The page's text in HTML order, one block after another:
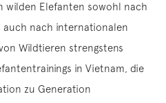
wilden Elefanten sowohl nach
auch nach internationalen
Wildtieren strengstens
in Vietnam, die
zu Generation